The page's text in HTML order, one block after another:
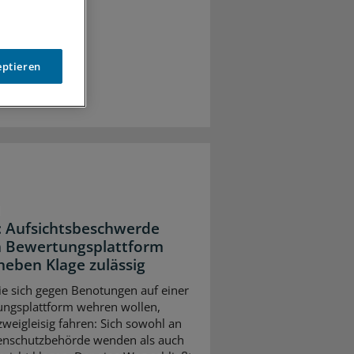
Aufsichtsbeschwerde
Bewertungsplattform
Klage zulässig
sich gegen Benotungen auf einer
wehren wollen,
fahren: Sich sowohl an
wenden als auch